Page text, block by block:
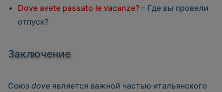
Dove avete passato le vacanze? – Где вы провели
отпуск?
Заключение
Союз dove является важной частью итальянского